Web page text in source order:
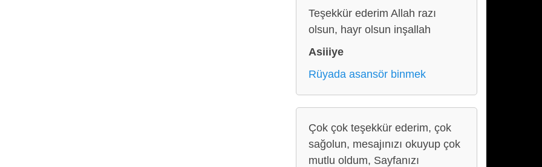
Teşekkür ederim Allah razı
olsun, hayr olsun inşallah
Asiiiye
Rüyada asansör binmek
Çok çok teşekkür ederim, çok
sağolun, mesajınızı okuyup çok
mutlu oldum, Sayfanızı